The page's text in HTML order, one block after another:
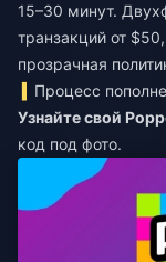
15–30 минут.
транзакций от
прозрачная
Процесс
Узнайте свой
код под фото.